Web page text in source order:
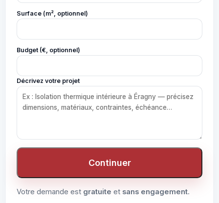
Surface (m², optionnel)
Budget (€, optionnel)
Décrivez votre projet
Continuer
Votre demande est gratuite et sans engagement.